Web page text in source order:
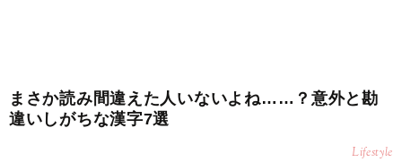
まさか読み間違えた人いないよね……？意外と勘
違いしがちな漢字7選
Lifestyle